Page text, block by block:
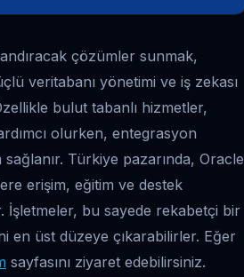
çözümler sunmak,
veritabanı yönetimi ve iş zekası
bulut tabanlı hizmetler,
olurken, entegrasyon
Türkiye pazarında, Oracle
erişim, eğitim ve destek
İşletmeler, bu sayede rekabetçi bir
en üst düzeye çıkarabilirler. Eğer
sayfasını ziyaret edebilirsiniz.